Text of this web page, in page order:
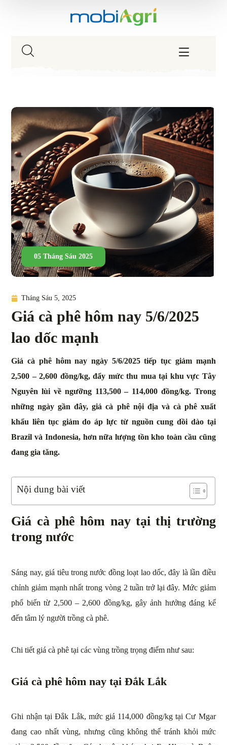
05 Tháng Sáu 2025
Tháng Sáu 5, 2025
Giá cà phê hôm nay 5/6/2025
lao dốc mạnh
Giá cà phê hôm nay ngày 5/6/2025 tiếp tục giảm mạnh
2,500 – 2,600 đồng/kg, đẩy mức thu mua tại khu vực Tây
Nguyên lùi về ngưỡng 113,500 – 114,000 đồng/kg. Trong
những ngày gần đây, giá cà phê nội địa và cà phê xuất
khẩu liên tục giảm do áp lực từ nguồn cung dồi dào tại
Brazil và Indonesia, hơn nữa lượng tồn kho toàn cầu cũng
đang gia tăng.
Nội dung bài viết
Giá cà phê hôm nay tại thị trường
trong nước
Sáng nay, giá tiêu trong nước đồng loạt lao dốc, đây là lần điều
chỉnh giảm mạnh nhất trong vòng 2 tuần trở lại đây. Mức giảm
phổ biến từ 2,500 – 2,600 đồng/kg, gây ảnh hưởng đáng kể
đến tâm lý người trồng cà phê.
Chi tiết giá cà phê tại các vùng trồng trọng điểm như sau:
Giá cà phê hôm nay tại Đắk Lắk
Ghi nhận tại Đắk Lắk, mức giá 114,000 đồng/kg tại Cư Mgar
đang cao nhất vùng, nhưng cũng không thể tránh khỏi mức